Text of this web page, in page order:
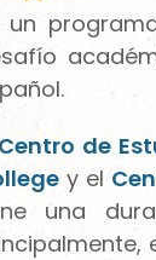
un
Centro de
y el
una